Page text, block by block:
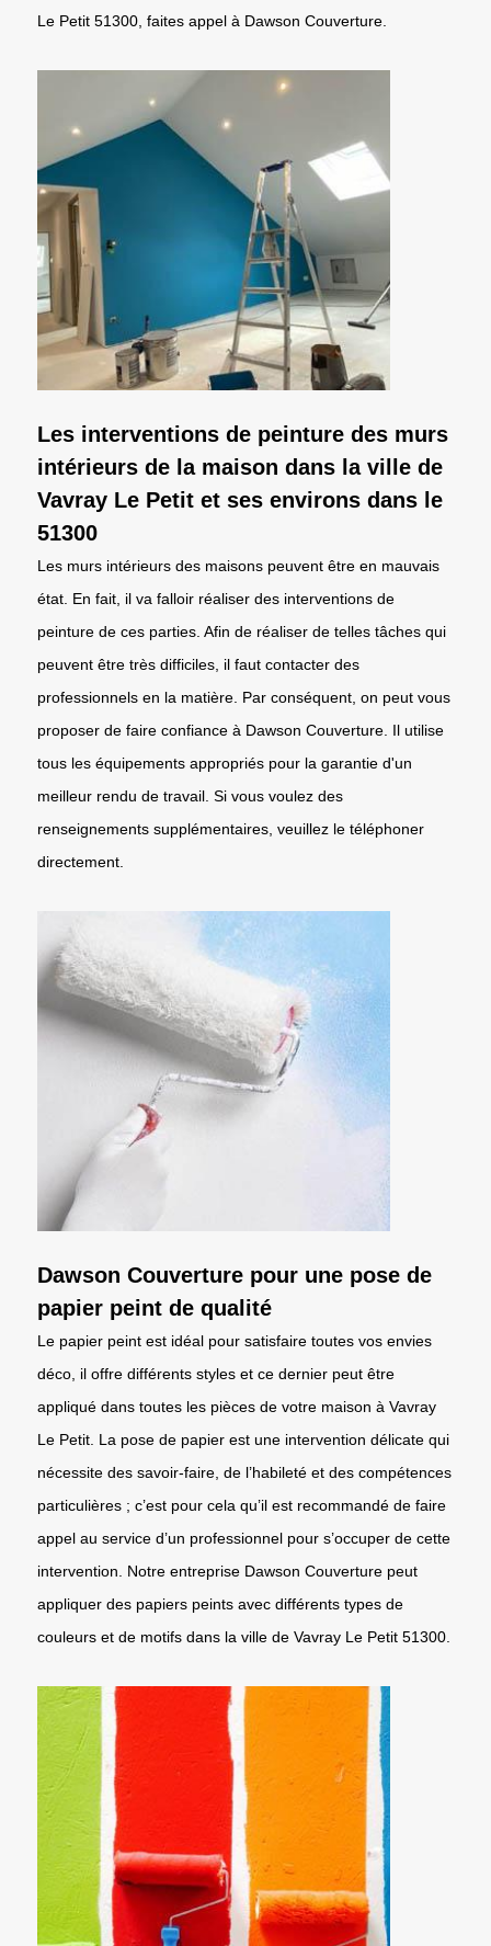
Le Petit 51300, faites appel à Dawson Couverture.
Les interventions de peinture des murs
intérieurs de la maison dans la ville de
Vavray Le Petit et ses environs dans le
51300
Les murs intérieurs des maisons peuvent être en mauvais
état. En fait, il va falloir réaliser des interventions de
peinture de ces parties. Afin de réaliser de telles tâches qui
peuvent être très difficiles, il faut contacter des
professionnels en la matière. Par conséquent, on peut vous
proposer de faire confiance à Dawson Couverture. Il utilise
tous les équipements appropriés pour la garantie d'un
meilleur rendu de travail. Si vous voulez des
renseignements supplémentaires, veuillez le téléphoner
directement.
Dawson Couverture pour une pose de
papier peint de qualité
Le papier peint est idéal pour satisfaire toutes vos envies
déco, il offre différents styles et ce dernier peut être
appliqué dans toutes les pièces de votre maison à Vavray
Le Petit. La pose de papier est une intervention délicate qui
nécessite des savoir-faire, de l’habileté et des compétences
particulières ; c’est pour cela qu’il est recommandé de faire
appel au service d’un professionnel pour s’occuper de cette
intervention. Notre entreprise Dawson Couverture peut
appliquer des papiers peints avec différents types de
couleurs et de motifs dans la ville de Vavray Le Petit 51300.